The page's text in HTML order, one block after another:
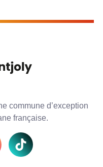
commune d’exception
française.